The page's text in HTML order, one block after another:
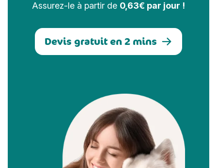
Assurez-le à partir de 0,63€ par jour !
Devis gratuit en 2 mins